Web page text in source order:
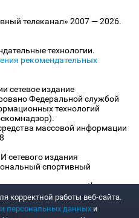
телеканал» 2007 — 2026.
технологии.
рекомендательных
сетевое издание
Федеральной службой
технологий
массовой информации
сетевого издания
спортивный
издания «www.sportbox.ru»:
издания
8419
корректной работы веб-сайта.
персональных данных и